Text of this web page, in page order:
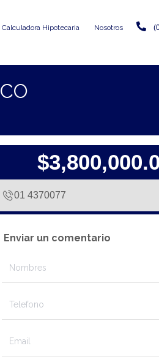
Calculadora Hipotecaria Nosotros
01 4370077
Enviar un comentario